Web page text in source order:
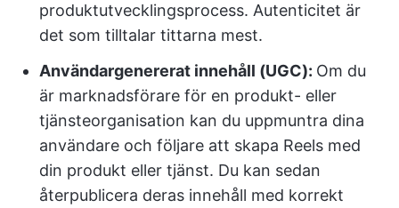
produktutvecklingsprocess. Autenticitet är
det som tilltalar tittarna mest.
Användargenererat innehåll (UGC): Om du
är marknadsförare för en produkt- eller
tjänsteorganisation kan du uppmuntra dina
användare och följare att skapa Reels med
din produkt eller tjänst. Du kan sedan
återpublicera deras innehåll med korrekt